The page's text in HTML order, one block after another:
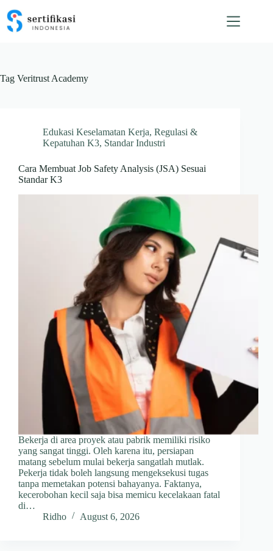
content
Tag Veritrust Academy
Edukasi Keselamatan Kerja, Regulasi &
Kepatuhan K3, Standar Industri
Cara Membuat Job Safety Analysis (JSA) Sesuai
Standar K3
Bekerja di area proyek atau pabrik memiliki risiko
yang sangat tinggi. Oleh karena itu, persiapan
matang sebelum mulai bekerja sangatlah mutlak.
Pekerja tidak boleh langsung mengeksekusi tugas
tanpa memetakan potensi bahayanya. Faktanya,
kecerobohan kecil saja bisa memicu kecelakaan fatal
di…
Ridho
August 6, 2026